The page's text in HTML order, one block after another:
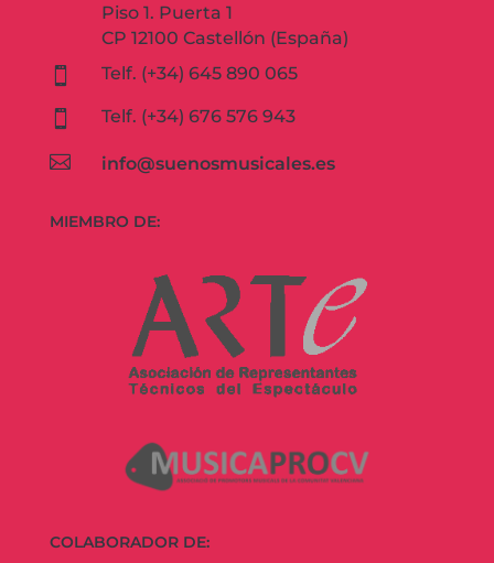
Piso 1. Puerta 1
CP 12100 Castellón (España)

Telf. (+34) 645 890 065
 Telf. (+34) 676 576 943
 info@suenosmusicales.es
MIEMBRO DE:
COLABORADOR DE: